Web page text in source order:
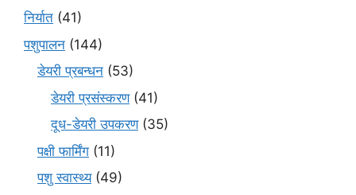
निर्यात (41)
पशुपालन (144)
डेयरी प्रबन्धन (53)
डेयरी प्रसंस्करण(41)
दूध-डेयरी उपकरण(35)
पक्षी फार्मिंग (11)
पशु स्वास्थ्य(49)